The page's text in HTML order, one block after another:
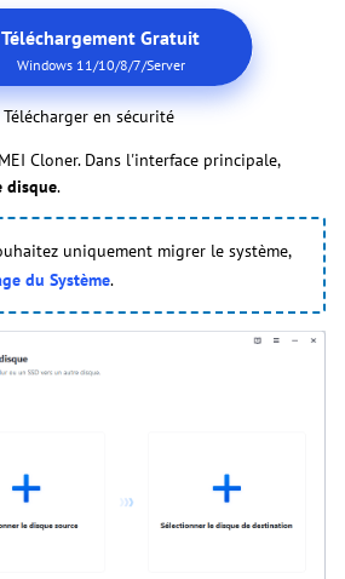
Téléchargement Gratuit
Windows 11/10/8/7/Server
Télécharger en sécurité
Cloner. Dans l'interface principale,
disque.
uniquement migrer le système,
du Système.